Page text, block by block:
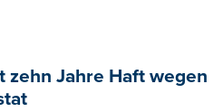
zehn Jahre Haft wegen